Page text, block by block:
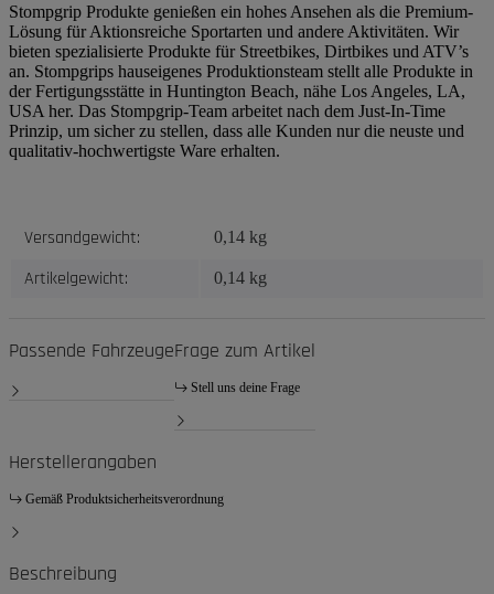
Stompgrip Produkte genießen ein hohes Ansehen als die Premium-
Lösung für Aktionsreiche Sportarten und andere Aktivitäten. Wir
bieten spezialisierte Produkte für Streetbikes, Dirtbikes und ATV’s
an. Stompgrips hauseigenes Produktionsteam stellt alle Produkte in
der Fertigungsstätte in Huntington Beach, nähe Los Angeles, LA,
USA her. Das Stompgrip-Team arbeitet nach dem Just-In-Time
Prinzip, um sicher zu stellen, dass alle Kunden nur die neuste und
qualitativ-hochwertigste Ware erhalten.
Produkteigenschaft
Wert
Versandgewicht: 0,14 kg
Artikelgewicht: 0,14 kg
Passende FahrzeugeFrage zum Artikel
Stell uns deine Frage
Herstellerangaben
Gemäß Produktsicherheitsverordnung
Beschreibung